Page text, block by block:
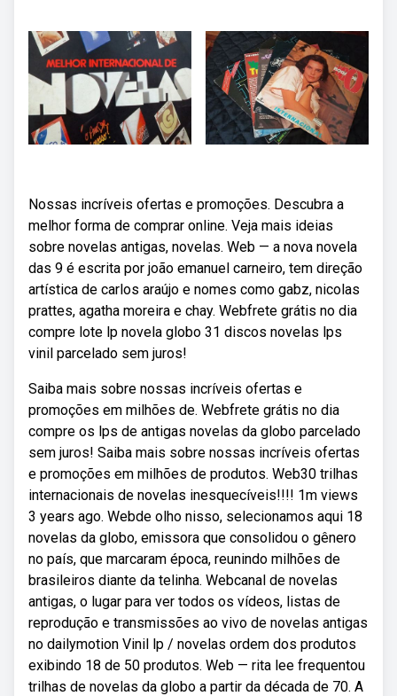
Nossas incríveis ofertas e promoções. Descubra a
melhor forma de comprar online. Veja mais ideias
sobre novelas antigas, novelas. Web — a nova novela
das 9 é escrita por joão emanuel carneiro, tem direção
artística de carlos araújo e nomes como gabz, nicolas
prattes, agatha moreira e chay. Webfrete grátis no dia
compre lote lp novela globo 31 discos novelas lps
vinil parcelado sem juros!
Saiba mais sobre nossas incríveis ofertas e
promoções em milhões de. Webfrete grátis no dia
compre os lps de antigas novelas da globo parcelado
sem juros! Saiba mais sobre nossas incríveis ofertas
e promoções em milhões de produtos. Web30 trilhas
internacionais de novelas inesquecíveis!!!! 1m views
3 years ago. Webde olho nisso, selecionamos aqui 18
novelas da globo, emissora que consolidou o gênero
no país, que marcaram época, reunindo milhões de
brasileiros diante da telinha. Webcanal de novelas
antigas, o lugar para ver todos os vídeos, listas de
reprodução e transmissões ao vivo de novelas antigas
no dailymotion Vinil lp / novelas ordem dos produtos
exibindo 18 de 50 produtos. Web — rita lee frequentou
trilhas de novelas da globo a partir da década de 70. A